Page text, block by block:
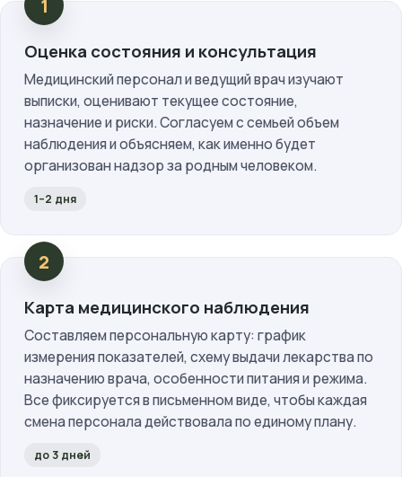
Оценка состояния и консультация
Медицинский персонал и ведущий врач изучают
выписки, оценивают текущее состояние,
назначение и риски. Согласуем с семьей объем
наблюдения и объясняем, как именно будет
организован надзор за родным человеком.
1–2 дня
Карта медицинского наблюдения
Составляем персональную карту: график
измерения показателей, схему выдачи лекарства по
назначению врача, особенности питания и режима.
Все фиксируется в письменном виде, чтобы каждая
смена персонала действовала по единому плану.
до 3 дней